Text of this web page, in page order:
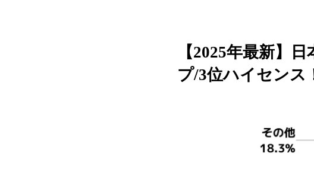
【2025年最新】
プ/3位ハイセンス